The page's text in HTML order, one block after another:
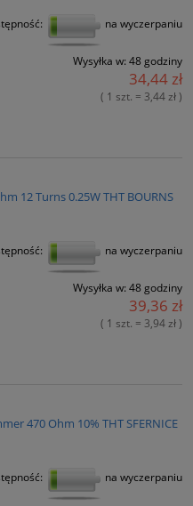
na wyczerpaniu
Wysyłka w: 48 godziny
34,44 zł
( 1 szt. = 3,44 zł )
12 Turns 0.25W THT BOURNS
na wyczerpaniu
Wysyłka w: 48 godziny
39,36 zł
( 1 szt. = 3,94 zł )
470 Ohm 10% THT SFERNICE
na wyczerpaniu